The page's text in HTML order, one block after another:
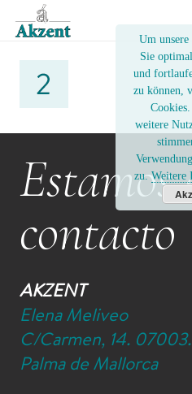
Estamos
contacto
AKZENT
Elena Meliveo
C/Carmen, 14. 07003.
Palma de Mallorca
Um
Sie
und
zu können,
weitere
zu.Weitere